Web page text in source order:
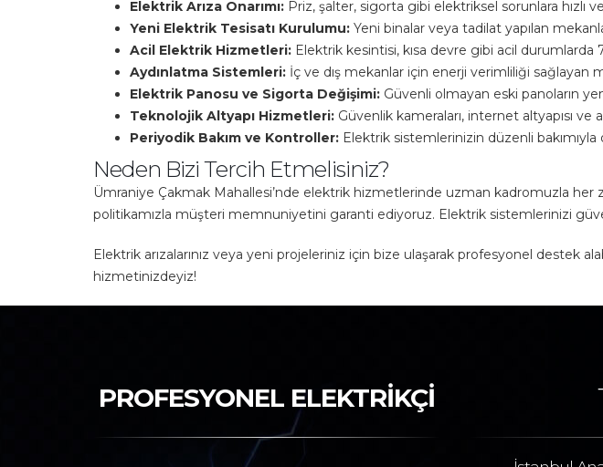
Elektrik Arıza Onarımı: Priz, şalter, sigorta gibi elektriksel sorunlara hızlı
Yeni Elektrik Tesisatı Kurulumu: Yeni binalar veya tadilat yapılan
Acil Elektrik Hizmetleri: Elektrik kesintisi, kısa devre gibi acil durumlarda
Aydınlatma Sistemleri: İç ve dış mekanlar için enerji verimliliği sağlayan
Elektrik Panosu ve Sigorta Değişimi: Güvenli olmayan eski panoların
Teknolojik Altyapı Hizmetleri: Güvenlik kameraları, internet altyapısı
Periyodik Bakım ve Kontroller: Elektrik sistemlerinizin düzenli bakımıyla
Neden Bizi Tercih Etmelisiniz?
Ümraniye Çakmak Mahallesi’nde elektrik hizmetlerinde uzman kadromuzla her
politikamızla müşteri memnuniyetini garanti ediyoruz. Elektrik sistemlerinizi
Elektrik arızalarınız veya yeni projeleriniz için bize ulaşarak profesyonel destek
hizmetinizdeyiz!
PROFESYONEL ELEKTRİKÇİ